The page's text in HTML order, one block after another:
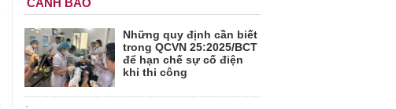
CẢNH BÁO
Những quy định cần biết
trong QCVN 25:2025/BCT
để hạn chế sự cố điện
khi thi công